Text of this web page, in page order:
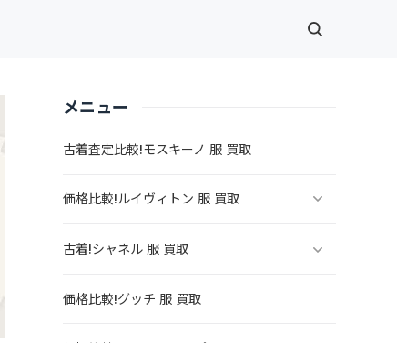
メニュー
古着査定比較!モスキーノ 服 買取
価格比較!ルイヴィトン 服 買取
古着!シャネル 服 買取
価格比較!グッチ 服 買取